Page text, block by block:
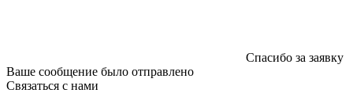
Спасибо за заявку
Ваше сообщение было отправлено
Связаться с нами